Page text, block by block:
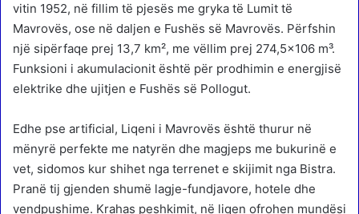
vitin 1952, në fillim të pjesës me gryka të Lumit të
Mavrovës, ose në daljen e Fushës së Mavrovës. Përfshin
një sipërfaqe prej 13,7 km², me vëllim prej 274,5×106 m³.
Funksioni i akumulacionit është për prodhimin e energjisë
elektrike dhe ujitjen e Fushës së Pollogut.
Edhe pse artificial, Liqeni i Mavrovës është thurur në
mënyrë perfekte me natyrën dhe magjeps me bukurinë e
vet, sidomos kur shihet nga terrenet e skijimit nga Bistra.
Pranë tij gjenden shumë lagje-fundjavore, hotele dhe
vendpushime. Krahas peshkimit, në liqen ofrohen mundësi